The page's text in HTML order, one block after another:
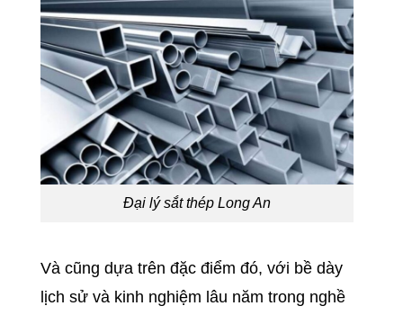
Đại lý sắt thép Long An
Và cũng dựa trên đặc điểm đó, với bề dày
lịch sử và kinh nghiệm lâu năm trong nghề